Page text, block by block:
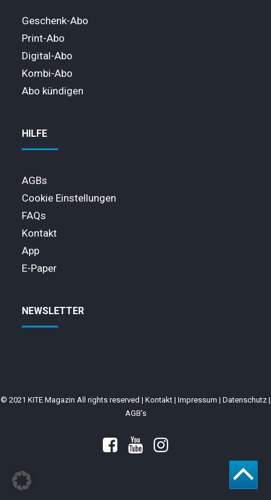
Geschenk-Abo
Print-Abo
Digital-Abo
Kombi-Abo
Abo kündigen
HILFE
AGBs
Cookie Einstellungen
FAQs
Kontakt
App
E-Paper
NEWSLETTER
© 2021 KITE Magazin All rights reserved | Kontakt | Impressum | Datenschutz |
AGB’s